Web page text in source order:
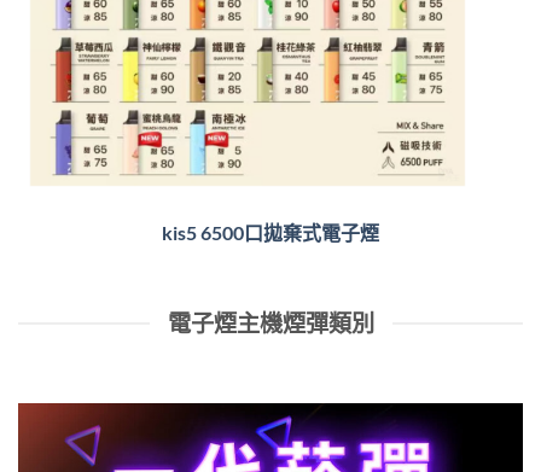
kis5 6500口拋棄式電子煙
電子煙主機煙彈類別